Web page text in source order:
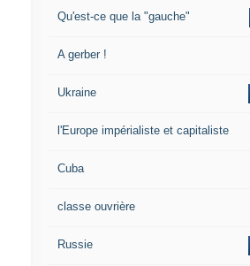
Qu'est-ce que la "gauche"
A gerber !
Ukraine
l'Europe impérialiste et capitaliste
Cuba
classe ouvrière
Russie